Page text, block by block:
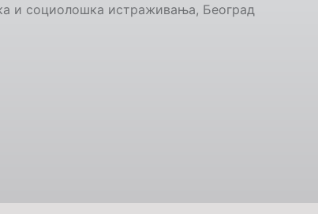
и социолошка истраживања, Београд